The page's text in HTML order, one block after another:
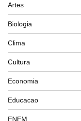
Artes
Biologia
Clima
Cultura
Economia
Educacao
ENEM